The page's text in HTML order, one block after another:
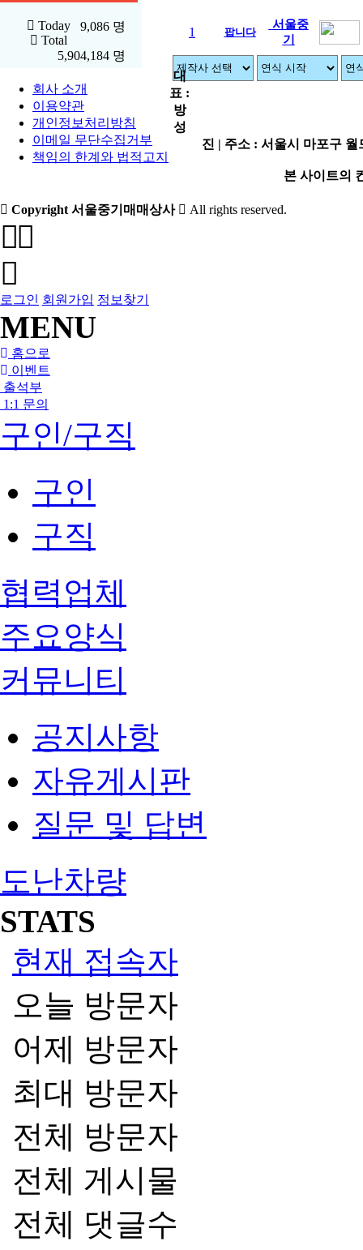
1 팝니다
서울중
기
Today
9,086 명
Total
5,904,184 명
회사 소개
이용약관
개인정보처리방침
이메일 무단수집거부
책임의 한계와 법적고지
대
표 :
방
성
진 | 주소 : 서울시 마포구
본 사이트의
Copyright 서울중기매매상사 All rights reserved.
로그인 회원가입 정보찾기
MENU
홈으로
이벤트
출석부
1:1 문의
구인/구직
구인
구직
협력업체
주요양식
커뮤니티
공지사항
자유게시판
질문 및 답변
도난차량
STATS
현재 접속자
오늘 방문자
어제 방문자
최대 방문자
전체 방문자
전체 게시물
전체 댓글수